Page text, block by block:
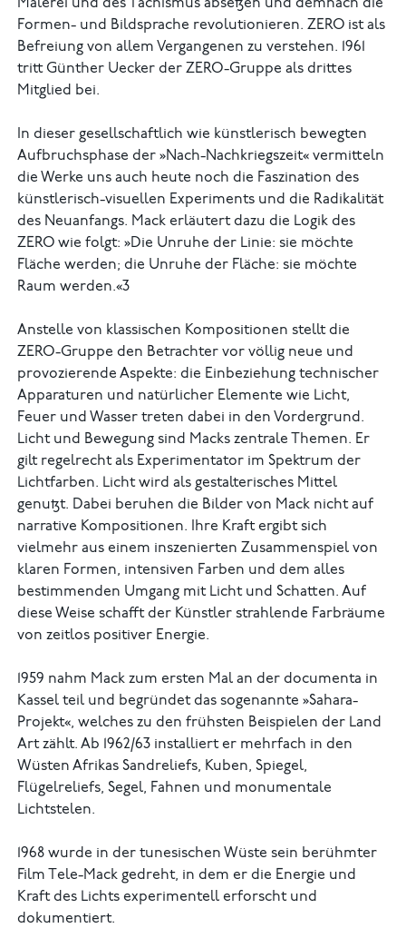
Malerei und des Tachismus absetzen und demnach die
Formen- und Bildsprache revolutionieren. ZERO ist als
Befreiung von allem Vergangenen zu verstehen. 1961
tritt Günther Uecker der ZERO-Gruppe als drittes
Mitglied bei.
In dieser gesellschaftlich wie künstlerisch bewegten
Aufbruchsphase der »Nach-Nachkriegszeit« vermitteln
die Werke uns auch heute noch die Faszination des
künstlerisch-visuellen Experiments und die Radikalität
des Neuanfangs. Mack erläutert dazu die Logik des
ZERO wie folgt: »Die Unruhe der Linie: sie möchte
Fläche werden; die Unruhe der Fläche: sie möchte
Raum werden.«3
Anstelle von klassischen Kompositionen stellt die
ZERO-Gruppe den Betrachter vor völlig neue und
provozierende Aspekte: die Einbeziehung technischer
Apparaturen und natürlicher Elemente wie Licht,
Feuer und Wasser treten dabei in den Vordergrund.
Licht und Bewegung sind Macks zentrale Themen. Er
gilt regelrecht als Experimentator im Spektrum der
Lichtfarben. Licht wird als gestalterisches Mittel
genutzt. Dabei beruhen die Bilder von Mack nicht auf
narrative Kompositionen. Ihre Kraft ergibt sich
vielmehr aus einem inszenierten Zusammenspiel von
klaren Formen, intensiven Farben und dem alles
bestimmenden Umgang mit Licht und Schatten. Auf
diese Weise schafft der Künstler strahlende Farbräume
von zeitlos positiver Energie.
1959 nahm Mack zum ersten Mal an der documenta in
Kassel teil und begründet das sogenannte »Sahara-
Projekt«, welches zu den frühsten Beispielen der Land
Art zählt. Ab 1962/63 installiert er mehrfach in den
Wüsten Afrikas Sandreliefs, Kuben, Spiegel,
Flügelreliefs, Segel, Fahnen und monumentale
Lichtstelen.
1968 wurde in der tunesischen Wüste sein berühmter
Film Tele-Mack gedreht, in dem er die Energie und
Kraft des Lichts experimentell erforscht und
dokumentiert.